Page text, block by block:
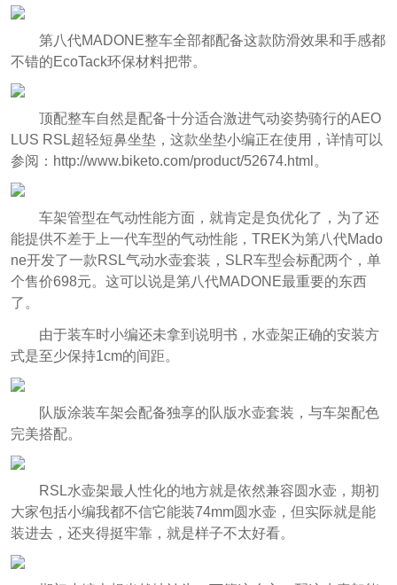
第八代MADONE整车全部都配备这款防滑效果和手感都
不错的EcoTack环保材料把带。
顶配整车自然是配备十分适合激进气动姿势骑行的AEO
LUS RSL超轻短鼻坐垫，这款坐垫小编正在使用，详情可以
参阅：http://www.biketo.com/product/52674.html。
车架管型在气动性能方面，就肯定是负优化了，为了还
能提供不差于上一代车型的气动性能，TREK为第八代Mado
ne开发了一款RSL气动水壶套装，SLR车型会标配两个，单
个售价698元。这可以说是第八代MADONE最重要的东西
了。
由于装车时小编还未拿到说明书，水壶架正确的安装方
式是至少保持1cm的间距。
队版涂装车架会配备独享的队版水壶套装，与车架配色
完美搭配。
RSL水壶架最人性化的地方就是依然兼容圆水壶，期初
大家包括小编我都不信它能装74mm圆水壶，但实际就是能
装进去，还夹得挺牢靠，就是样子不太好看。